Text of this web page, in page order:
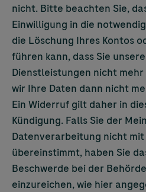
nicht. Bitte beachten Sie,
Einwilligung in die
die Löschung Ihres Kontos
führen kann, dass Sie
Dienstleistungen nicht
wir Ihre Daten dann nicht
Ein Widerruf gilt daher in
Kündigung. Falls Sie der
Datenverarbeitung nicht mit
übereinstimmt, haben Sie
Beschwerde bei der
einzureichen, wie hier